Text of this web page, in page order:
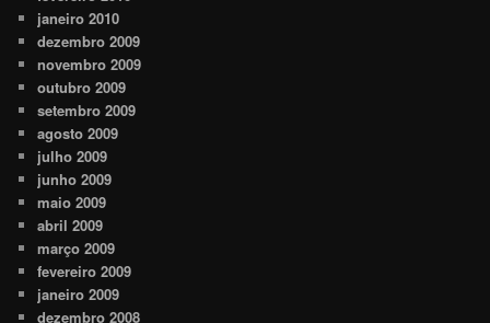
janeiro 2010
dezembro 2009
novembro 2009
outubro 2009
setembro 2009
agosto 2009
julho 2009
junho 2009
maio 2009
abril 2009
março 2009
fevereiro 2009
janeiro 2009
dezembro 2008